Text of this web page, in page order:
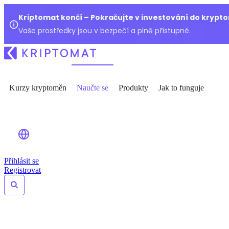
Kriptomat končí – Pokračujte v investování do
Vaše prostředky jsou v bezpečí a plně přístupné.
Kurzy kryptoměn Naučte se Produkty Jak to funguje
Přihlásit se
Registrovat